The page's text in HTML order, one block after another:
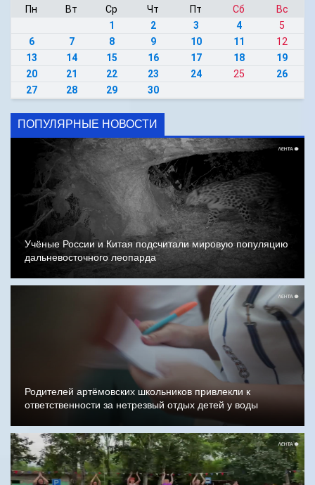
Пн Вт Ср Чт Пт Сб
Вс
1
2 3 4
5
6
7 8 9 10 11
12
13
14 15 16 17 18
19
20
21 22 23 24 25
26
27
28 29 30
ПОПУЛЯРНЫЕ НОВОСТИ
Учёные России и Китая подсчитали мировую популяцию
дальневосточного леопарда
Родителей артёмовских школьников привлекли к
ответственности за нетрезвый отдых детей у воды